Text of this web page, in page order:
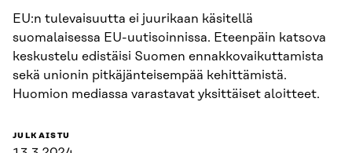
EU:n tulevaisuutta ei juurikaan käsitellä
suomalaisessa EU-uutisoinnissa. Eteenpäin katsova
keskustelu edistäisi Suomen ennakkovaikuttamista
sekä unionin pitkäjänteisempää kehittämistä.
Huomion mediassa varastavat yksittäiset aloitteet.
JULKAISTU